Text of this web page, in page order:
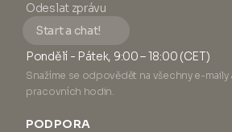
Odeslat zprávu
Start a chat!
Pondělí - Pátek, 9:00 – 18:00 (CET)
Snažíme se odpovědět na všechny e-maily
pracovních hodin.
PODPORA